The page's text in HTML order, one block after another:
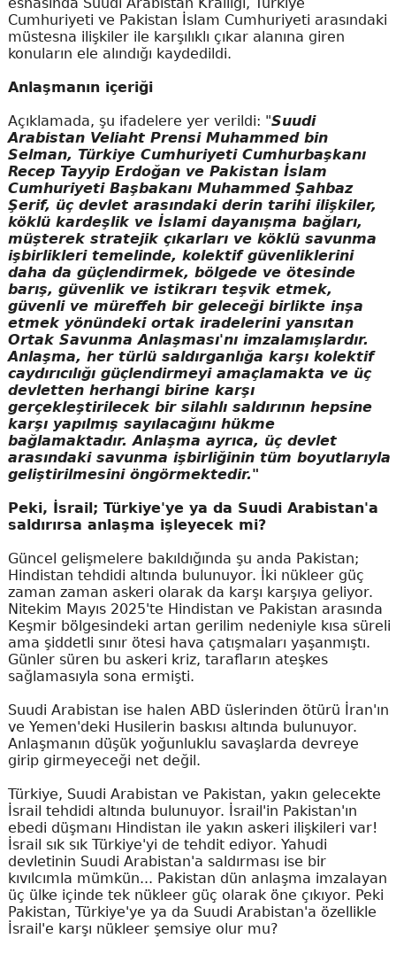
Cumhuriyeti ve Pakistan İslam Cumhuriyeti arasındaki
müstesna ilişkiler ile karşılıklı çıkar alanına giren
konuların ele alındığı kaydedildi.
Anlaşmanın içeriği
Açıklamada, şu ifadelere yer verildi: "Suudi
Arabistan Veliaht Prensi Muhammed bin
Selman, Türkiye Cumhuriyeti Cumhurbaşkanı
Recep Tayyip Erdoğan ve Pakistan İslam
Cumhuriyeti Başbakanı Muhammed Şahbaz
Şerif, üç devlet arasındaki derin tarihi ilişkiler,
köklü kardeşlik ve İslami dayanışma bağları,
müşterek stratejik çıkarları ve köklü savunma
işbirlikleri temelinde, kolektif güvenliklerini
daha da güçlendirmek, bölgede ve ötesinde
barış, güvenlik ve istikrarı teşvik etmek,
güvenli ve müreffeh bir geleceği birlikte inşa
etmek yönündeki ortak iradelerini yansıtan
Ortak Savunma Anlaşması'nı imzalamışlardır.
Anlaşma, her türlü saldırganlığa karşı kolektif
caydırıcılığı güçlendirmeyi amaçlamakta ve üç
devletten herhangi birine karşı
gerçekleştirilecek bir silahlı saldırının hepsine
karşı yapılmış sayılacağını hükme
bağlamaktadır. Anlaşma ayrıca, üç devlet
arasındaki savunma işbirliğinin tüm boyutlarıyla
geliştirilmesini öngörmektedir."
Peki, İsrail; Türkiye'ye ya da Suudi Arabistan'a
saldırırsa anlaşma işleyecek mi?
Güncel gelişmelere bakıldığında şu anda Pakistan;
Hindistan tehdidi altında bulunuyor. İki nükleer güç
zaman zaman askeri olarak da karşı karşıya geliyor.
Nitekim Mayıs 2025'te Hindistan ve Pakistan arasında
Keşmir bölgesindeki artan gerilim nedeniyle kısa süreli
ama şiddetli sınır ötesi hava çatışmaları yaşanmıştı.
Günler süren bu askeri kriz, tarafların ateşkes
sağlamasıyla sona ermişti.
Suudi Arabistan ise halen ABD üslerinden ötürü İran'ın
ve Yemen'deki Husilerin baskısı altında bulunuyor.
Anlaşmanın düşük yoğunluklu savaşlarda devreye
girip girmeyeceği net değil.
Türkiye, Suudi Arabistan ve Pakistan, yakın gelecekte
İsrail tehdidi altında bulunuyor. İsrail'in Pakistan'ın
ebedi düşmanı Hindistan ile yakın askeri ilişkileri var!
İsrail sık sık Türkiye'yi de tehdit ediyor. Yahudi
devletinin Suudi Arabistan'a saldırması ise bir
kıvılcımla mümkün... Pakistan dün anlaşma imzalayan
üç ülke içinde tek nükleer güç olarak öne çıkıyor. Peki
Pakistan, Türkiye'ye ya da Suudi Arabistan'a özellikle
İsrail'e karşı nükleer şemsiye olur mu?